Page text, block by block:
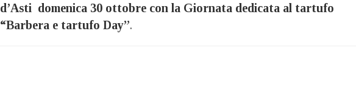
d’Asti domenica 30 ottobre con la Giornata dedicata al tartufo
“Barbera e tartufo Day”.